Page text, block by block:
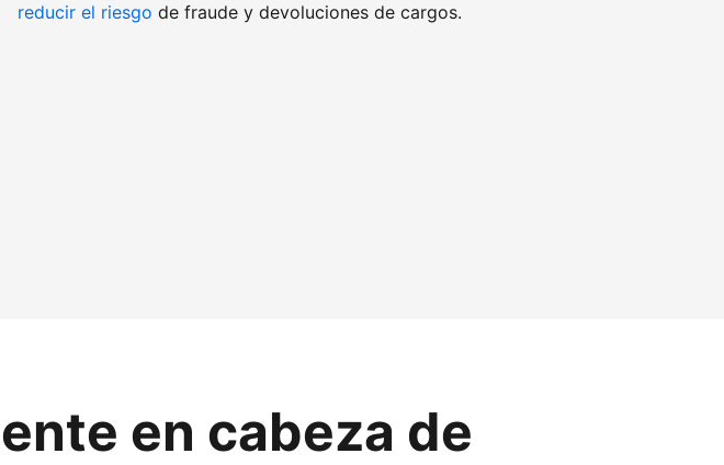
reducir el riesgo de fraude y devoluciones de cargos.
en cabeza de